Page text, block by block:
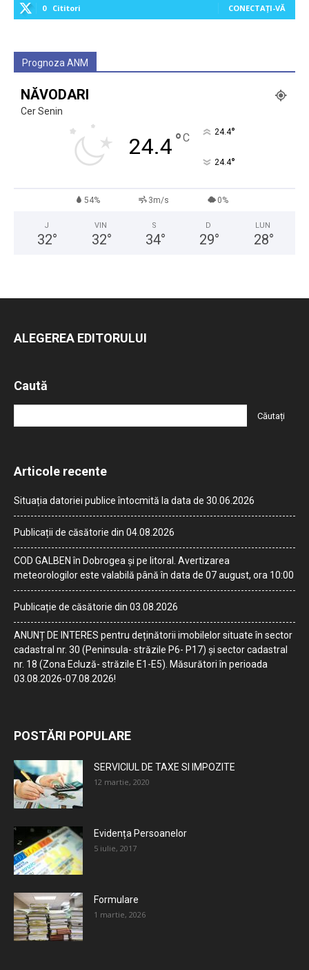
0 Cititori CONECTAȚI-VĂ
Prognoza ANM
NĂVODARI
Cer Senin
24.4°C 24.4°
24.4°
54% 3m/s 0%
J
32°
VIN
32°
S
34°
D
29°
LUN
28°
ALEGEREA EDITORULUI
Caută
Articole recente
Situația datoriei publice întocmită la data de 30.06.2026
Publicații de căsătorie din 04.08.2026
COD GALBEN în Dobrogea și pe litoral. Avertizarea
meteorologilor este valabilă până în data de 07 august, ora 10:00
Publicație de căsătorie din 03.08.2026
ANUNȚ DE INTERES pentru deținătorii imobilelor situate în sector
cadastral nr. 30 (Peninsula- străzile P6- P17) și sector cadastral
nr. 18 (Zona Ecluză- străzile E1-E5). Măsurători în perioada
03.08.2026-07.08.2026!
POSTĂRI POPULARE
SERVICIUL DE TAXE SI IMPOZITE
12 martie, 2020
Evidența Persoanelor
5 iulie, 2017
Formulare
1 martie, 2026